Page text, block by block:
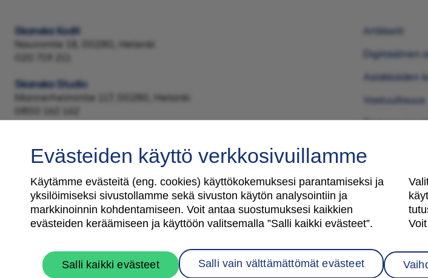
Skanska Kodit
Nauvontie 18, 00280, Helsinki
Skanska Studio
Mannerheimintie 117, 00280, Helsinki
0800 162 162
Tilaa uutiskirje
Artikkelit
Digitaalinen
Asiakkaiden
Vastuullisuus
Evästeiden käyttö verkkosivuillamme
Käytämme evästeitä (eng. cookies) käyttökokemuksesi parantamiseksi ja
yksilöimiseksi sivustollamme sekä sivuston käytön analysointiin ja
markkinoinnin kohdentamiseen. Voit antaa suostumuksesi kaikkien
evästeiden keräämiseen ja käyttöön valitsemalla ”Salli kaikki evästeet”.
Salli vain välttämättömät evästeet
Salli kaikki evästeet